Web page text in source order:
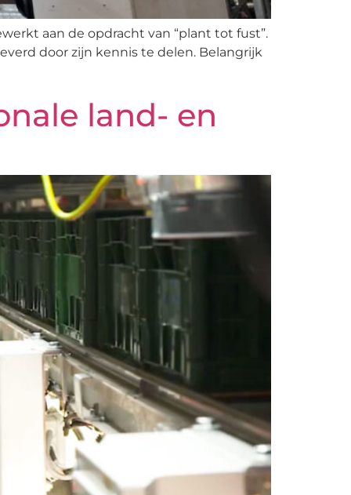
aan de opdracht van “plant tot fust”.
door zijn kennis te delen. Belangrijk
land- en